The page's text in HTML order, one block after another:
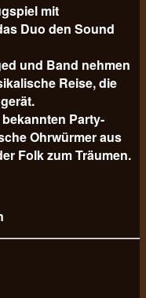
mit
Duo den Sound
und Band nehmen
Reise, die
Party-
Ohrwürmer aus
Folk zum Träumen.